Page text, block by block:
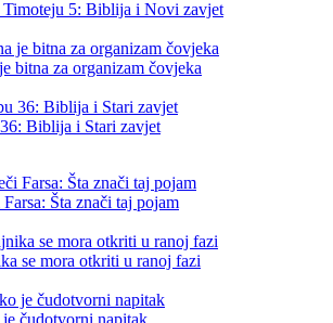
Timoteju 5: Biblija i Novi zavjet
bitna za organizam čovjeka
Biblija i Stari zavjet
Šta znači taj pojam
se mora otkriti u ranoj fazi
čudotvorni napitak